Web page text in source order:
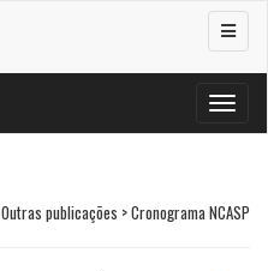
Alterar
Alterar
publicações > Cronograma NCASP